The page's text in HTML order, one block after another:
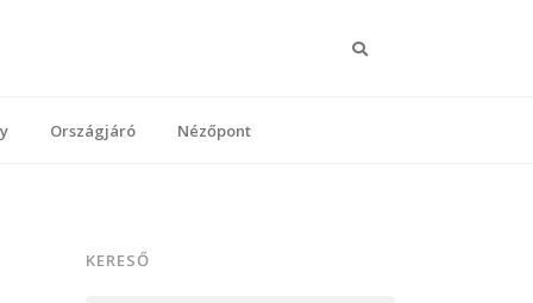
Országjáró Nézőpont
KERESŐ